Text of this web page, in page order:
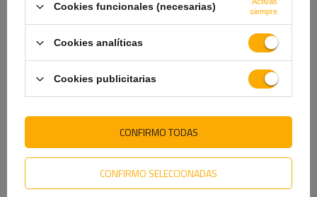
Enganche de bola KNOTT
Cookies funcionales (necesarias)
siempre
Cookies analíticas
Cookies publicitarias
CONFIRMO SELECCIONADAS
CONFIRMO TODAS